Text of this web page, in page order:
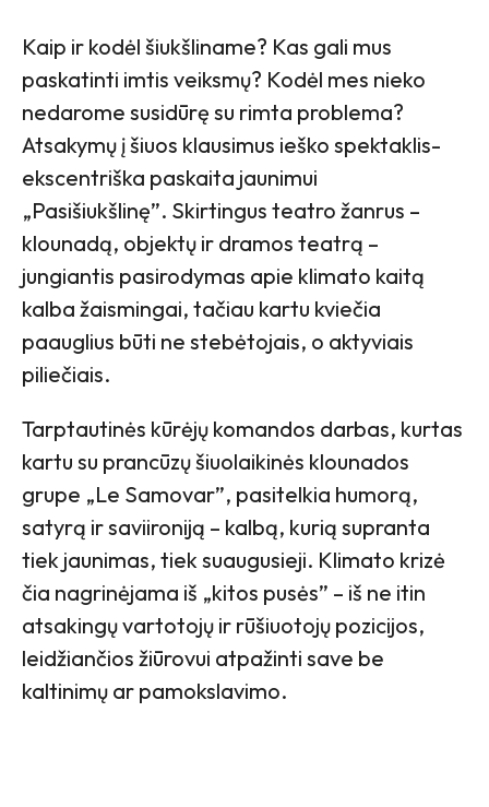
Kaip ir kodėl šiukšliname? Kas gali mus
paskatinti imtis veiksmų? Kodėl mes nieko
nedarome susidūrę su rimta problema?
Atsakymų į šiuos klausimus ieško spektaklis-
ekscentriška paskaita jaunimui
„Pasišiukšlinę”. Skirtingus teatro žanrus –
klounadą, objektų ir dramos teatrą –
jungiantis pasirodymas apie klimato kaitą
kalba žaismingai, tačiau kartu kviečia
paauglius būti ne stebėtojais, o aktyviais
piliečiais.
Tarptautinės kūrėjų komandos darbas, kurtas
kartu su prancūzų šiuolaikinės klounados
grupe „Le Samovar”, pasitelkia humorą,
satyrą ir saviironiją – kalbą, kurią supranta
tiek jaunimas, tiek suaugusieji. Klimato krizė
čia nagrinėjama iš „kitos pusės” – iš ne itin
atsakingų vartotojų ir rūšiuotojų pozicijos,
leidžiančios žiūrovui atpažinti save be
kaltinimų ar pamokslavimo.